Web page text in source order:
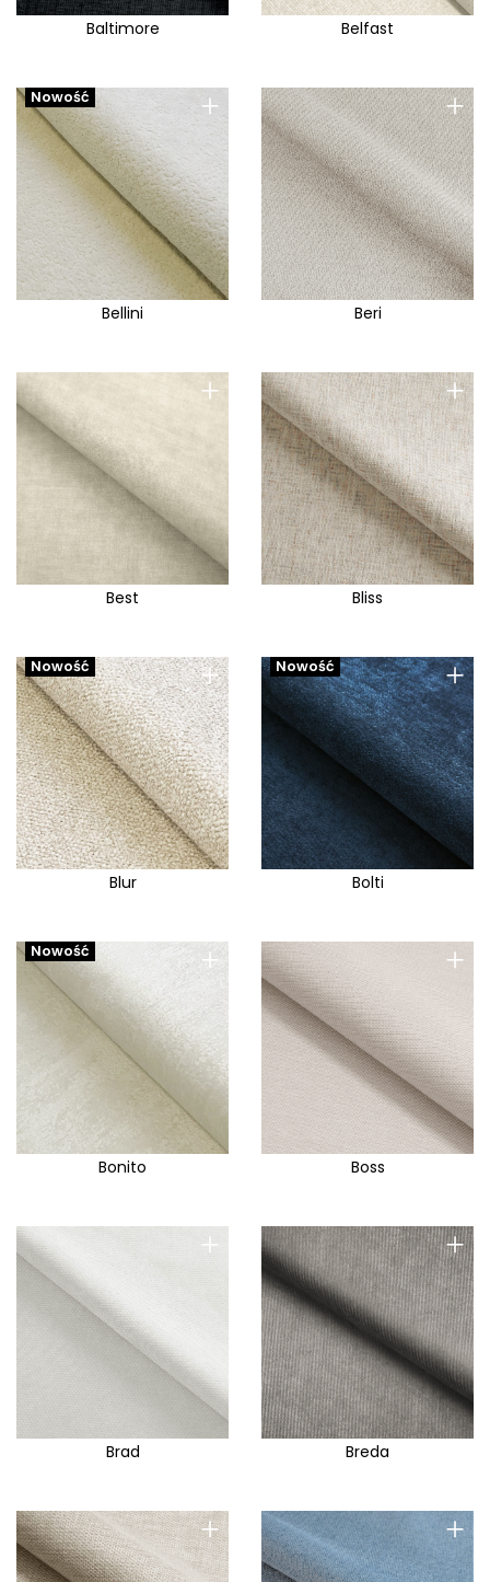
Baltimore Belfast
+
Nowość
Bellini
+
Beri
+
Best
+
Bliss
+
Nowość
Blur
+
Nowość
Bolti
+
Nowość
Bonito
+
Boss
+
Brad
+
Breda
+ +